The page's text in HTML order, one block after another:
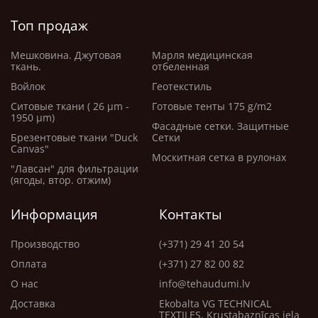
истиранию.
сочетают в себе водонепроницаемость и
Уход: Легко мыть мылом и водой; устойчивы к
пятнам и грязи.
Распространенные виды:
Окрашенный акрил: Отличная стойкость к УФ-
и дышащий.
Водонепроницаемый; часто используется для
обложек.
Полипропилен: Устойчивость к химическим
веществам и УФ-излучению. Быстросохнущая и
Топ продаж
Мешковина. Джутовая
ткань.
Войлок
Ситовые ткани ( 26 μm -
1950 μm)
Брезентовые ткани "Duck
Canvas"
"Лавсан" для фильтрации
(ягоды, втор. отжим)
Марля медицинская
отбеленная
Геотекстиль
Готовые тенты 175 g/m2
Фасадные сетки. Защитные
Сетки
Москитная сетка в рулонах
Информация
Производство
Оплата
О нас
Доставка
Контакты
(+371) 29 41 20 54
(+371) 27 82 00 82
info@tehaudumi.lv
Ekobalta VG TECHNICAL
TEXTILES, Krustabaznīcas iela